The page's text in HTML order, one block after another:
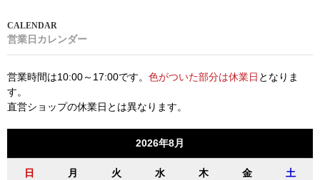
営業日カレンダー
営業時間は10:00～17:00です。 色がついた部分は休業日 となりま
す。
直営ショップの休業日とは異なります。
2026年8月
日 月 火 水 木 金 土